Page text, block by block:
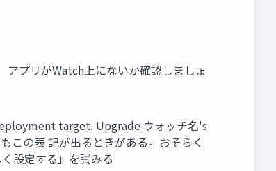
プリがWatch上にないか確認しましょ
target. Upgrade ウォッチ名's
の表 記が出るときがある。おそらく
設定する」を試みる